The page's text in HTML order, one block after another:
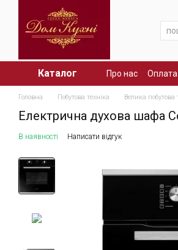
Перейти до основного контенту
Каталог Про нас Оплата
Головна Побутова техніка Велика побутова
Електрична духова шафа
В наявності Написати відгук